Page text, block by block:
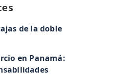
de la doble
en Panamá: